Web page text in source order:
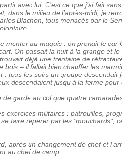
avec lui. C’est ce que j’ai fait
dans le milieu de l’après-midi, je
Blachon, tous menacés par le
monter au maquis : on prenait le
On passait la nuit à la grange et
déjà une trentaine de
bois – il fallait bien chauffer les
: tous les soirs un groupe
descendaient jusqu’à la ferme
de garde au col que quatre
exercices militaires : patrouilles,
faire repérer par les "mouchards",
après un changement de chef et
au chef de camp.